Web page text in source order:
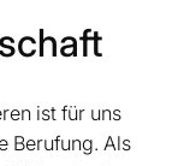
ist für uns
Berufung. Als